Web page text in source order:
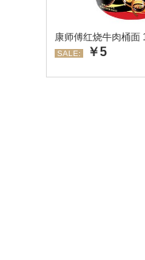
康师傅红烧牛肉桶面
SALE: ￥5